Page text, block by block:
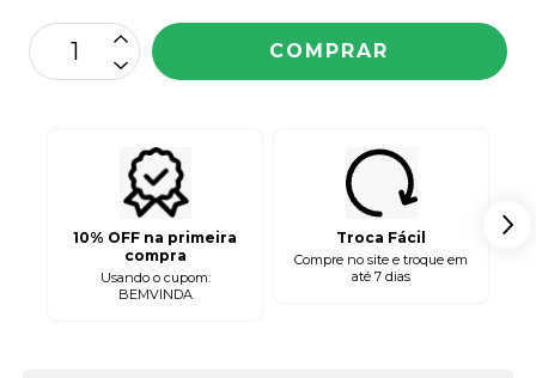
10% OFF na primeira
compra
Usando o cupom:
BEMVINDA
Troca Fácil
Compre no site e troque em
até 7 dias